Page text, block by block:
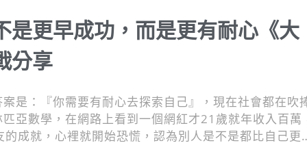
是更早成功，而是更有耐心《大
分享
是：『你需要有耐心去探索自己』，現在社會都在吹
亞數學，在網路上看到一個網紅才21歲就年收入百萬
成就，心裡就開始恐慌，認為別人是不是都比自己更